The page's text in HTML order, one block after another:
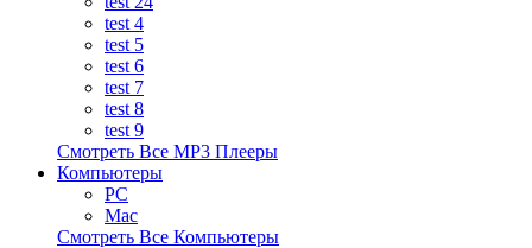
test 4
test 5
test 6
test 7
test 8
test 9
Смотреть Все MP3 Плееры
Компьютеры
PC
Mac
Смотреть Все Компьютеры